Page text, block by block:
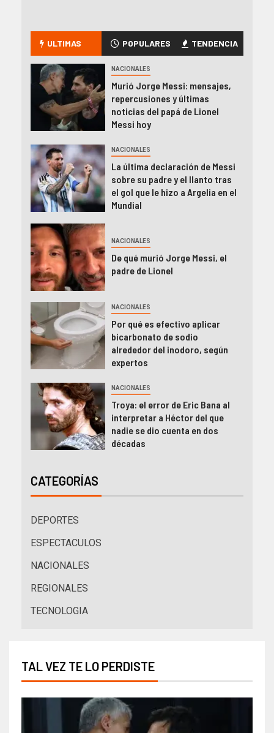
ULTIMAS POPULARES TENDENCIA
NACIONALES
Murió Jorge Messi: mensajes,
repercusiones y últimas
noticias del papá de Lionel
Messi hoy
NACIONALES
La última declaración de Messi
sobre su padre y el llanto tras
el gol que le hizo a Argelia en el
Mundial
NACIONALES
De qué murió Jorge Messi, el
padre de Lionel
NACIONALES
Por qué es efectivo aplicar
bicarbonato de sodio
alrededor del inodoro, según
expertos
NACIONALES
Troya: el error de Eric Bana al
interpretar a Héctor del que
nadie se dio cuenta en dos
décadas
CATEGORÍAS
DEPORTES
ESPECTACULOS
NACIONALES
REGIONALES
TECNOLOGIA
TAL VEZ TE LO PERDISTE